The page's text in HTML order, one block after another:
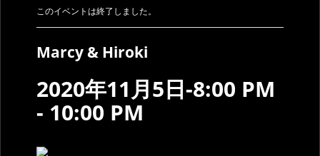
STAFF WANTED
ENGLISH
このイベントは終了しました。
Marcy & Hiroki
2020年11月5日-8:00 PM
- 10:00 PM